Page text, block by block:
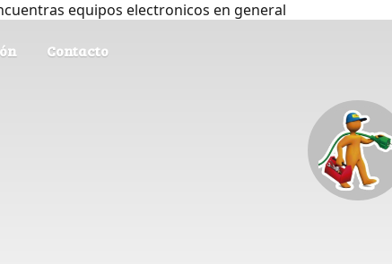
equipos electronicos en general
Contacto